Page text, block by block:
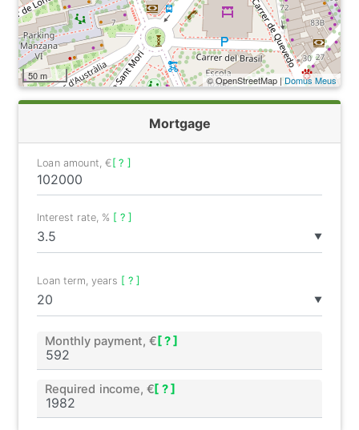
50 m © OpenStreetMap | Domus Meus
Mortgage
Loan amount, €[ ? ]
▼
Interest rate, % [ ? ]
▼
Loan term, years [ ? ]
Monthly payment, € [ ? ]
Required income, €[ ? ]